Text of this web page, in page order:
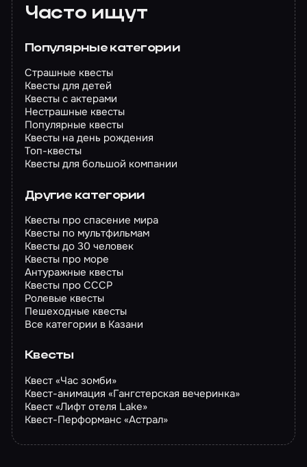
Часто ищут
Популярные категории
Страшные квесты
Квесты для детей
Квесты с актерами
Нестрашные квесты
Популярные квесты
Квесты на день рождения
Топ-квесты
Квесты для большой компании
Другие категории
Квесты про спасение мира
Квесты по мультфильмам
Квесты до 30 человек
Квесты про море
Антуражные квесты
Квесты про СССР
Ролевые квесты
Пешеходные квесты
Все категории в Казани
Квесты
Квест «Час зомби»
Квест-анимация «Гангстерская вечеринка»
Квест «Лифт отеля Lake»
Квест-Перформанс «Астрал»